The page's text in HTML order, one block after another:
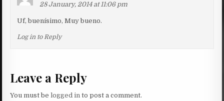
28 January, 2014 at 11:06 pm
Uf, buenísimo, Muy bueno.
Log in to Reply
Leave a Reply
You must belogged in to post a comment.